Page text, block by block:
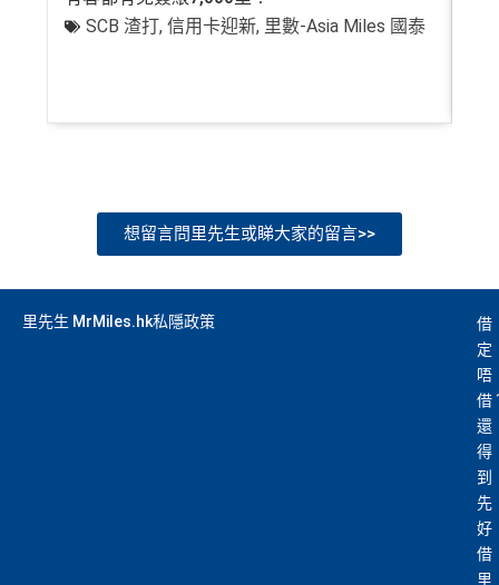
SCB 渣打,信用卡迎新, 里數-Asia Miles 國泰
想留言問里先生或睇大家的留言>>
里先生 MrMiles.hk私隱政策
借
定
唔
借
還
得
到
先
好
借
里